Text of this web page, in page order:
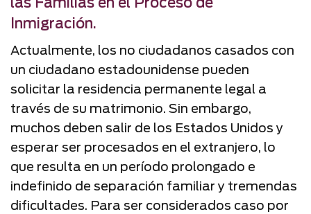
Inmigración.
Actualmente, los no ciudadanos casados con
un ciudadano estadounidense pueden
solicitar la residencia permanente legal a
través de su matrimonio. Sin embargo,
muchos deben salir de los Estados Unidos y
esperar ser procesados en el extranjero, lo
que resulta en un período prolongado e
indefinido de separación familiar y tremendas
dificultades. Para ser considerados caso por